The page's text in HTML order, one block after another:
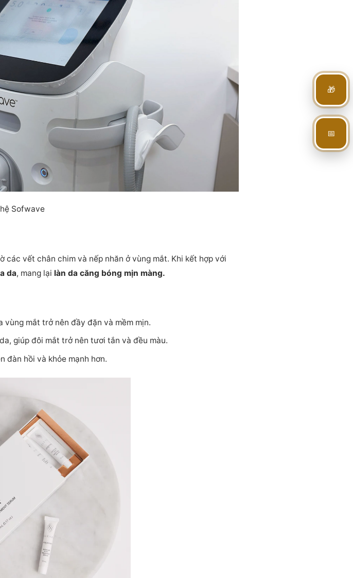
Sofwave
vết chân chim và nếp nhăn ở vùng mắt. Khi kết hợp với
da, mang lại làn da căng bóng mịn màng.
vùng mắt trở nên đầy đặn và mềm mịn.
giúp đôi mắt trở nên tươi tắn và đều màu.
đàn hồi và khỏe mạnh hơn.
🎁
📅